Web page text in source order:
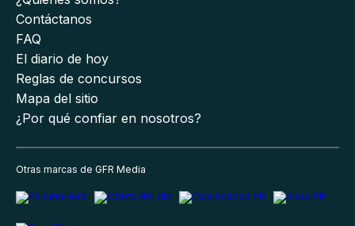
Contáctanos
FAQ
El diario de hoy
Reglas de concursos
Mapa del sitio
¿Por qué confiar en nosotros?
Otras marcas de GFR Media